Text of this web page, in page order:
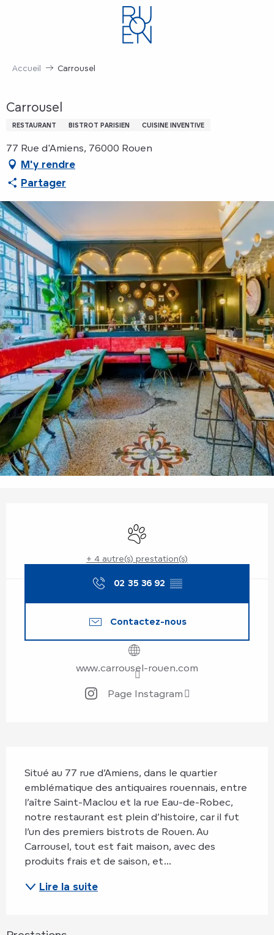
Accueil Carrousel
Carrousel
RESTAURANT BISTROT PARISIEN CUISINE INVENTIVE
77 Rue d'Amiens, 76000 Rouen
M'y rendre
Partager
Animaux acceptés
+ 4 autre(s) prestation(s)
02 35 36 92 ▒▒
Contactez-nous
www.carrousel-rouen.com
Page Instagram
Situé au 77 rue d’Amiens, dans le quartier
emblématique des antiquaires rouennais, entre
l’aître Saint-Maclou et la rue Eau-de-Robec,
notre restaurant est plein d’histoire, car il fut
l’un des premiers bistrots de Rouen. Au
Carrousel, tout est fait maison, avec des
produits frais et de saison, et...
Lire la suite